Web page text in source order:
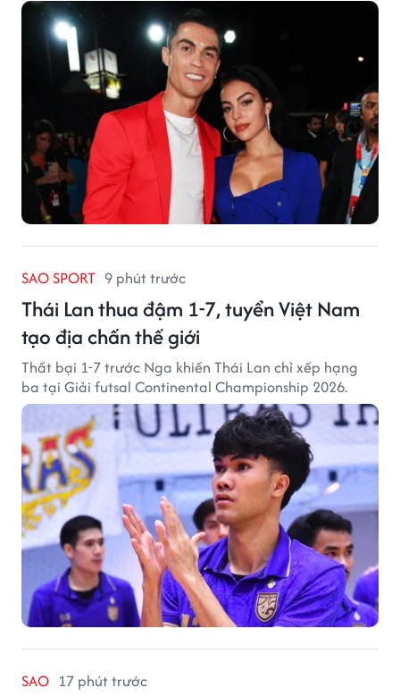
SAO SPORT 9 phút trước
Thái Lan thua đậm 1-7, tuyển Việt Nam
tạo địa chấn thế giới
Thất bại 1-7 trước Nga khiến Thái Lan chỉ xếp hạng
ba tại Giải futsal Continental Championship 2026.
SAO 17 phút trước